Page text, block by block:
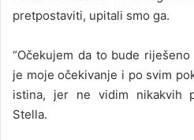
pretpostaviti, upitali smo ga.
“Očekujem da to bude
je moje očekivanje i po svim
istina, jer ne vidim nikakvih
Stella.